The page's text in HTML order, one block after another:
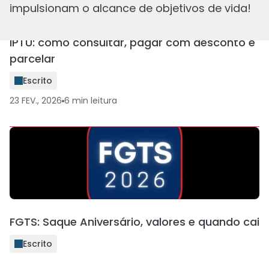
impulsionam o alcance de objetivos de vida!
IPTU: como consultar, pagar com desconto e
parcelar
Escrito
23 FEV., 2026 6 min leitura
FGTS: Saque Aniversário, valores e quando cai
Escrito